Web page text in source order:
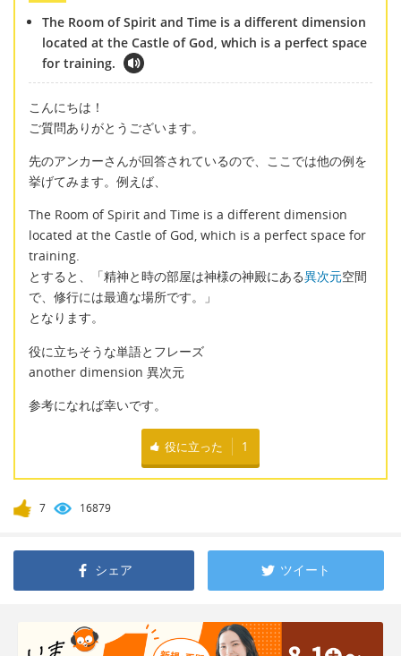
The Room of Spirit and Time is a different dimension
located at the Castle of God, which is a perfect space
for training.
こんにちは！
ご質問ありがとうございます。
先のアンカーさんが回答されているので、ここでは他の例を
挙げてみます。例えば、
The Room of Spirit and Time is a different dimension
located at the Castle of God, which is a perfect space for
training.
とすると、「精神と時の部屋は神様の神殿にある異次元空間
で、修行には最適な場所です。」
となります。
役に立ちそうな単語とフレーズ
another dimension 異次元
参考になれば幸いです。
役に立った 1
7 16879
シェア ツイート